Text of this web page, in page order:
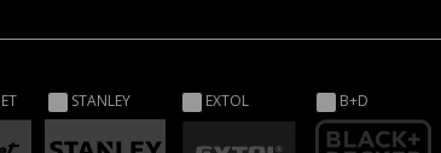
STANLEY EXTOL B+D